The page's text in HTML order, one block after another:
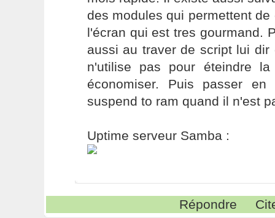
des modules qui permettent
l'écran qui est tres gourmand.
aussi au traver de script lui
n'utilise pas pour éteindre
économiser. Puis passer
suspend to ram quand il n'est
Uptime serveur Samba :
Répondre